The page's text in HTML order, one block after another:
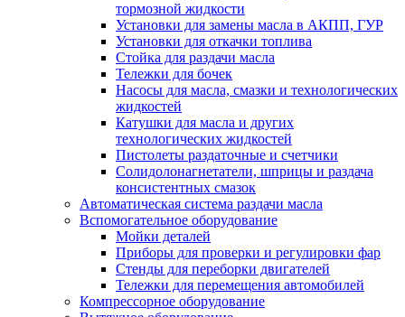
тормозной жидкости
Установки для замены масла в АКПП, ГУР
Установки для откачки топлива
Стойка для раздачи масла
Тележки для бочек
Насосы для масла, смазки и технологических
жидкостей
Катушки для масла и других
технологических жидкостей
Пистолеты раздаточные и счетчики
Солидолонагнетатели, шприцы и раздача
консистентных смазок
Автоматическая система раздачи масла
Вспомогательное оборудование
Мойки деталей
Приборы для проверки и регулировки фар
Стенды для переборки двигателей
Тележки для перемещения автомобилей
Компрессорное оборудование